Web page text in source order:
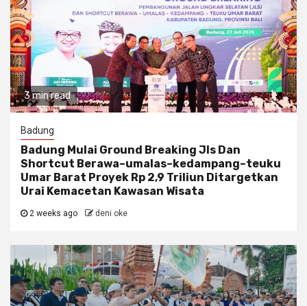
3 min read
Badung
Badung Mulai Ground Breaking Jls Dan
Shortcut Berawa–umalas–kedampang–teuku
Umar Barat Proyek Rp 2,9 Triliun Ditargetkan
Urai Kemacetan Kawasan Wisata
2 weeks ago deni oke